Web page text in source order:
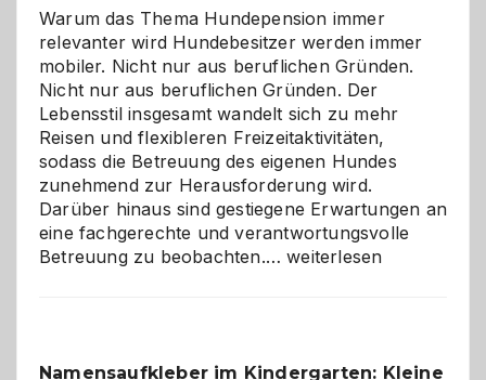
Warum das Thema Hundepension immer
relevanter wird Hundebesitzer werden immer
mobiler. Nicht nur aus beruflichen Gründen.
Nicht nur aus beruflichen Gründen. Der
Lebensstil insgesamt wandelt sich zu mehr
Reisen und flexibleren Freizeitaktivitäten,
sodass die Betreuung des eigenen Hundes
zunehmend zur Herausforderung wird.
Darüber hinaus sind gestiegene Erwartungen an
eine fachgerechte und verantwortungsvolle
Betreuung zu beobachten.…Betreuung
ist
weiterlesen
Namensaufkleber im Kindergarten: Kleine